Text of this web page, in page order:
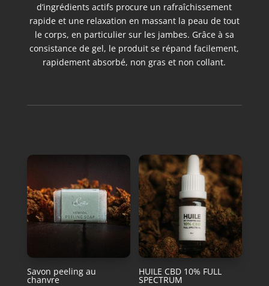
d’ingrédients actifs procure un rafraîchissement
rapide et une relaxation en massant la peau de tout
le corps, en particulier sur les jambes. Grâce à sa
consistance de gel, le produit se répand facilement,
rapidement absorbé, non gras et non collant.
Savon peeling au
chanvre
HUILE CBD 10% FULL
SPECTRUM